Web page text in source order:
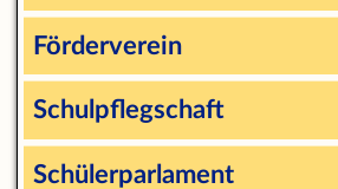
Förderverein
Schulpflegschaft
Schülerparlament